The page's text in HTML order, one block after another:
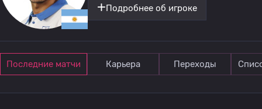
Подробнее об игроке
Последние матчи Карьера Переходы